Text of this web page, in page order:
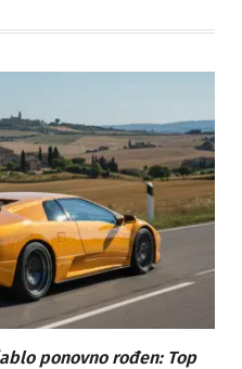
ponovno rođen: Top